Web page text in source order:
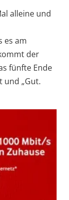
alleine und
es am
der
fünfte Ende
und „Gut.